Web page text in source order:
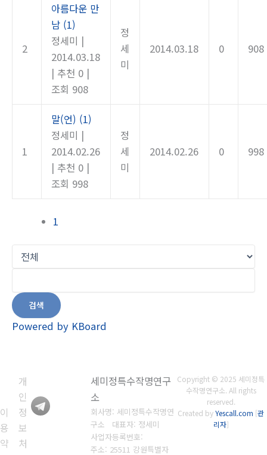
2
아름다운 만
남 (1)
정세미 |
2014.03.18
| 추천 0 |
조회 908
정
세
미
2014.03.18 0 908
1
말(언) (1)
정세미 |
2014.02.26
| 추천 0 |
조회 998
정
세
미
2014.02.26 0 998
1
검색
Powered by KBoard
이
용
약
개
인
정
보
처
세미정특수작명연구
소
회사명: 세미정특수작명연
구소 대표자: 정세미
사업자등록번호:
주소: 25511 강원특별자
Copyright © 2025 세미정특
수작명연구소. All rights
reserved.
Created byYescall.com [관
리자]